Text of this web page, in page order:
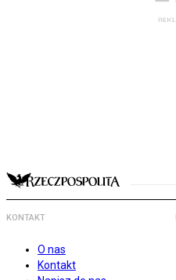
KONTAKT
O nas
Kontakt